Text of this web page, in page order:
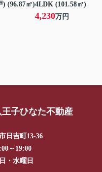
) (96.87㎡)4LDK (101.58㎡)
4,230万円
子ひなた不動産
日吉町13-36
～19:00
・水曜日